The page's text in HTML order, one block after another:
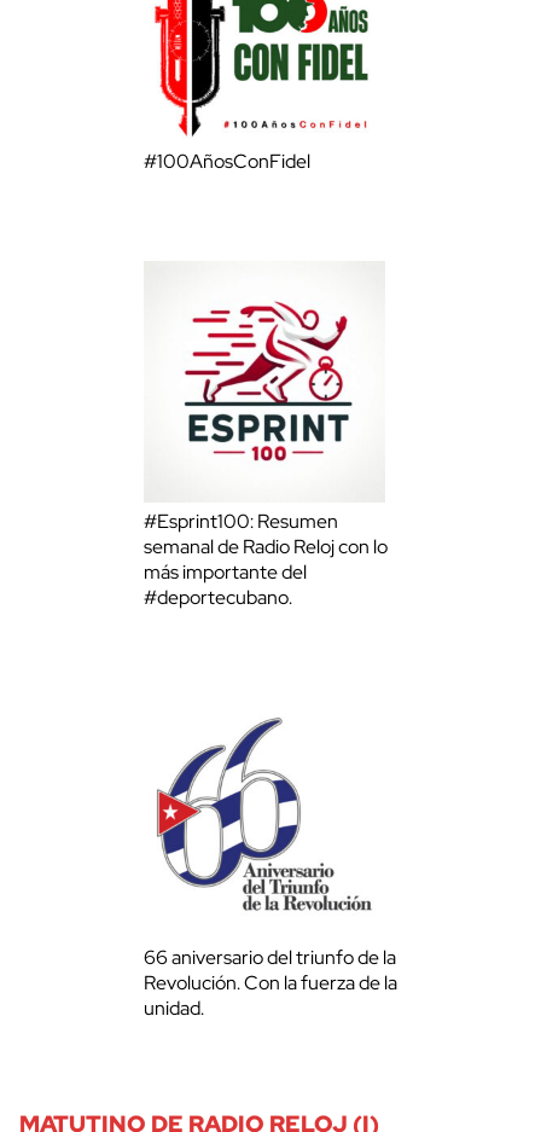
#100AñosConFidel
#Esprint100: Resumen
semanal de Radio Reloj con lo
más importante del
#deportecubano.
66 aniversario del triunfo de la
Revolución. Con la fuerza de la
unidad.
MATUTINO DE RADIO RELOJ (I)